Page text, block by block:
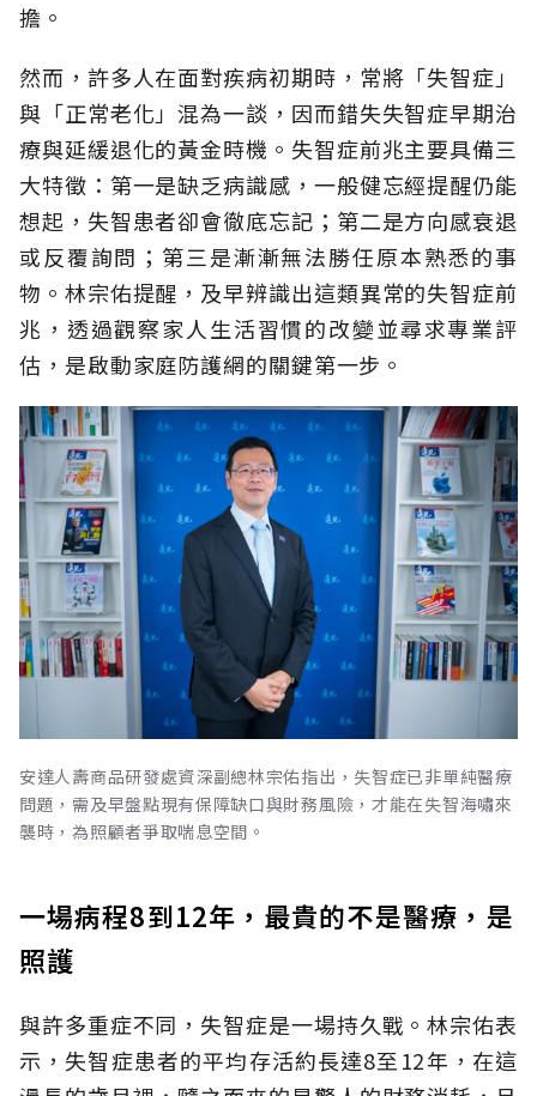
擔。
然而，許多人在面對疾病初期時，常將「失智症」
與「正常老化」混為一談，因而錯失失智症早期治
療與延緩退化的黃金時機。失智症前兆主要具備三
大特徵：第一是缺乏病識感，一般健忘經提醒仍能
想起，失智患者卻會徹底忘記；第二是方向感衰退
或反覆詢問；第三是漸漸無法勝任原本熟悉的事
物。林宗佑提醒，及早辨識出這類異常的失智症前
兆，透過觀察家人生活習慣的改變並尋求專業評
估，是啟動家庭防護網的關鍵第一步。
安達人壽商品研發處資深副總林宗佑指出，失智症已非單純醫療
問題，需及早盤點現有保障缺口與財務風險，才能在失智海嘯來
襲時，為照顧者爭取喘息空間。
一場病程8到12年，最貴的不是醫療，是
照護
與許多重症不同，失智症是一場持久戰。林宗佑表
示，失智症患者的平均存活約長達8至12年，在這